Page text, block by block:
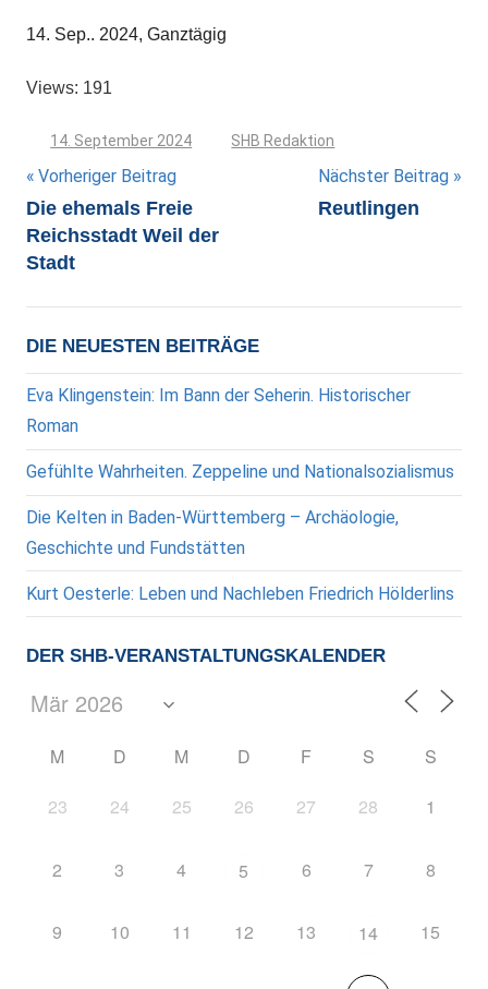
14. Sep.. 2024, Ganztägig
Views: 191
14. September 2024 SHB Redaktion
Beitragsnavigation
Vorheriger Beitrag
Die ehemals Freie
Reichsstadt Weil der
Stadt
Nächster Beitrag
Reutlingen
DIE NEUESTEN BEITRÄGE
Eva Klingenstein: Im Bann der Seherin. Historischer
Roman
Gefühlte Wahrheiten. Zeppeline und Nationalsozialismus
Die Kelten in Baden-Württemberg – Archäologie,
Geschichte und Fundstätten
Kurt Oesterle: Leben und Nachleben Friedrich Hölderlins
DER SHB-VERANSTALTUNGSKALENDER
M D M D F S S
23 24 25 26 27 28 1
2 3 4 5 6 7 8
9 10 11 12 13 14 15